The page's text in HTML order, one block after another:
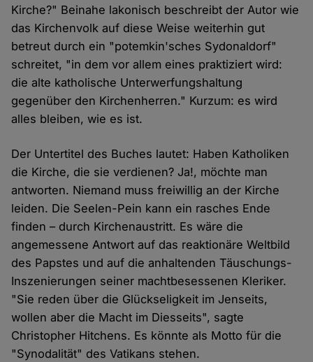
Kirche?" Beinahe lakonisch beschreibt der Autor wie
das Kirchenvolk auf diese Weise weiterhin gut
betreut durch ein "potemkin'sches Sydonaldorf"
schreitet, "in dem vor allem eines praktiziert wird:
die alte katholische Unterwerfungshaltung
gegenüber den Kirchenherren." Kurzum: es wird
alles bleiben, wie es ist.
Der Untertitel des Buches lautet: Haben Katholiken
die Kirche, die sie verdienen? Ja!, möchte man
antworten. Niemand muss freiwillig an der Kirche
leiden. Die Seelen-Pein kann ein rasches Ende
finden – durch Kirchenaustritt. Es wäre die
angemessene Antwort auf das reaktionäre Weltbild
des Papstes und auf die anhaltenden Täuschungs-
Inszenierungen seiner machtbesessenen Kleriker.
"Sie reden über die Glückseligkeit im Jenseits,
wollen aber die Macht im Diesseits", sagte
Christopher Hitchens. Es könnte als Motto für die
"Synodalität" des Vatikans stehen.